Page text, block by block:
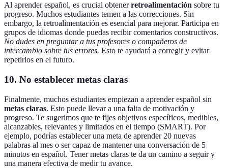
Al aprender español, es crucial obtenerretroalimentación sobre tu
progreso. Muchos estudiantes temen a las correcciones. Sin
embargo, la retroalimentación es esencial para mejorar. Participa en
grupos de idiomas donde puedas recibir comentarios constructivos.
No dudes en preguntar a tus profesores o compañeros de
intercambio sobre tus errores. Esto te ayudará a corregir y evitar
repetirlos en el futuro.
10. No establecer metas claras
Finalmente, muchos estudiantes empiezan a aprender español sin
metas claras. Esto puede llevar a una falta de motivación y
progreso. Te sugerimos que te fijes objetivos específicos, medibles,
alcanzables, relevantes y limitados en el tiempo (SMART). Por
ejemplo, podrías establecer una meta de aprender 20 nuevas
palabras al mes o ser capaz de mantener una conversación de 5
minutos en español. Tener metas claras te da un camino a seguir y
una manera efectiva de medir tu avance.